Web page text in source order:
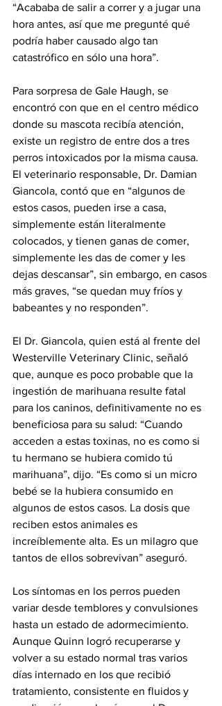
“Acababa de salir a correr y a jugar una
hora antes, así que me pregunté qué
podría haber causado algo tan
catastrófico en sólo una hora”.
Para sorpresa de Gale Haugh, se
encontró con que en el centro médico
donde su mascota recibía atención,
existe un registro de entre dos a tres
perros intoxicados por la misma causa.
El veterinario responsable, Dr. Damian
Giancola, contó que en “algunos de
estos casos, pueden irse a casa,
simplemente están literalmente
colocados, y tienen ganas de comer,
simplemente les das de comer y les
dejas descansar”, sin embargo, en casos
más graves, “se quedan muy fríos y
babeantes y no responden”.
El Dr. Giancola, quien está al frente del
Westerville Veterinary Clinic, señaló
que, aunque es poco probable que la
ingestión de marihuana resulte fatal
para los caninos, definitivamente no es
beneficiosa para su salud: “Cuando
acceden a estas toxinas, no es como si
tu hermano se hubiera comido tú
marihuana”, dijo. “Es como si un micro
bebé se la hubiera consumido en
algunos de estos casos. La dosis que
reciben estos animales es
increíblemente alta. Es un milagro que
tantos de ellos sobrevivan” aseguró.
Los síntomas en los perros pueden
variar desde temblores y convulsiones
hasta un estado de adormecimiento.
Aunque Quinn logró recuperarse y
volver a su estado normal tras varios
días internado en los que recibió
tratamiento, consistente en fluidos y